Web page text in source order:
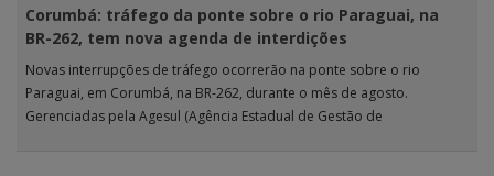
Corumbá: tráfego da ponte sobre o rio Paraguai, na
BR-262, tem nova agenda de interdições
Novas interrupções de tráfego ocorrerão na ponte sobre o rio
Paraguai, em Corumbá, na BR-262, durante o mês de agosto.
Gerenciadas pela Agesul (Agência Estadual de Gestão de